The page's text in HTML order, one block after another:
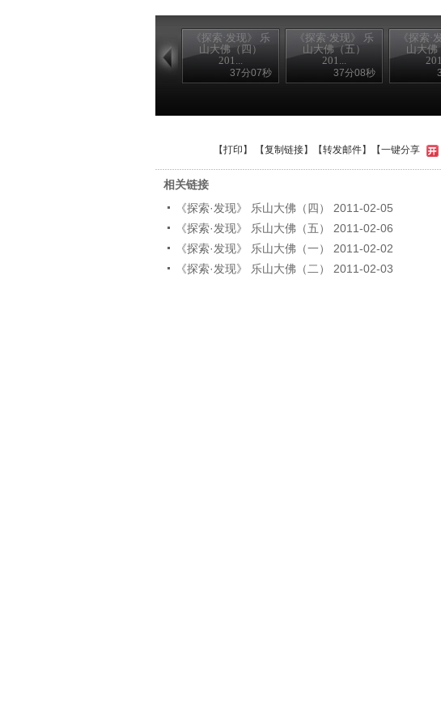
《探索·发现》 乐
山大佛（四）
201...
37分07秒
《探索·发现》 乐
山大佛（五）
201...
37分08秒
《探索·
山大佛
【打印 】 【复制链接】【转发邮件】 【一键分享
相关链接
《探索·发现》 乐山大佛（四） 2011-02-05
《探索·发现》 乐山大佛（五） 2011-02-06
《探索·发现》 乐山大佛（一） 2011-02-02
《探索·发现》 乐山大佛（二） 2011-02-03